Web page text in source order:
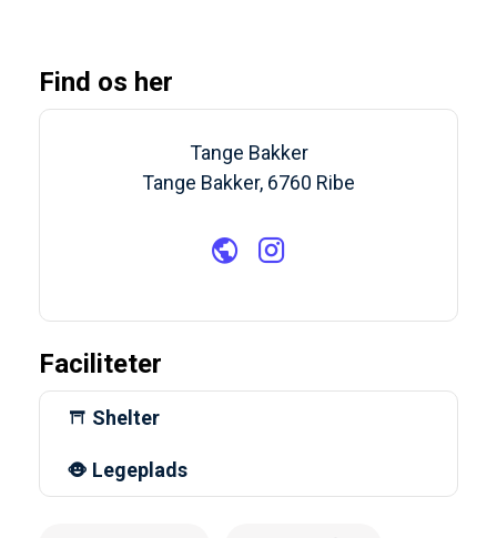
Find os her
Tange Bakker
Tange Bakker, 6760 Ribe
Faciliteter
Shelter
Legeplads